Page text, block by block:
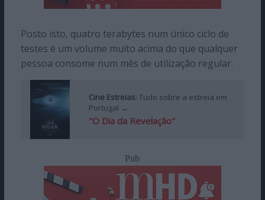
Posto isto, quatro terabytes num único ciclo de
testes é um volume muito acima do que qualquer
pessoa consome num mês de utilização regular.
Cine Estreias: Tudo sobre a estreia em
Portugal →
"O Dia da Revelação"
Pub